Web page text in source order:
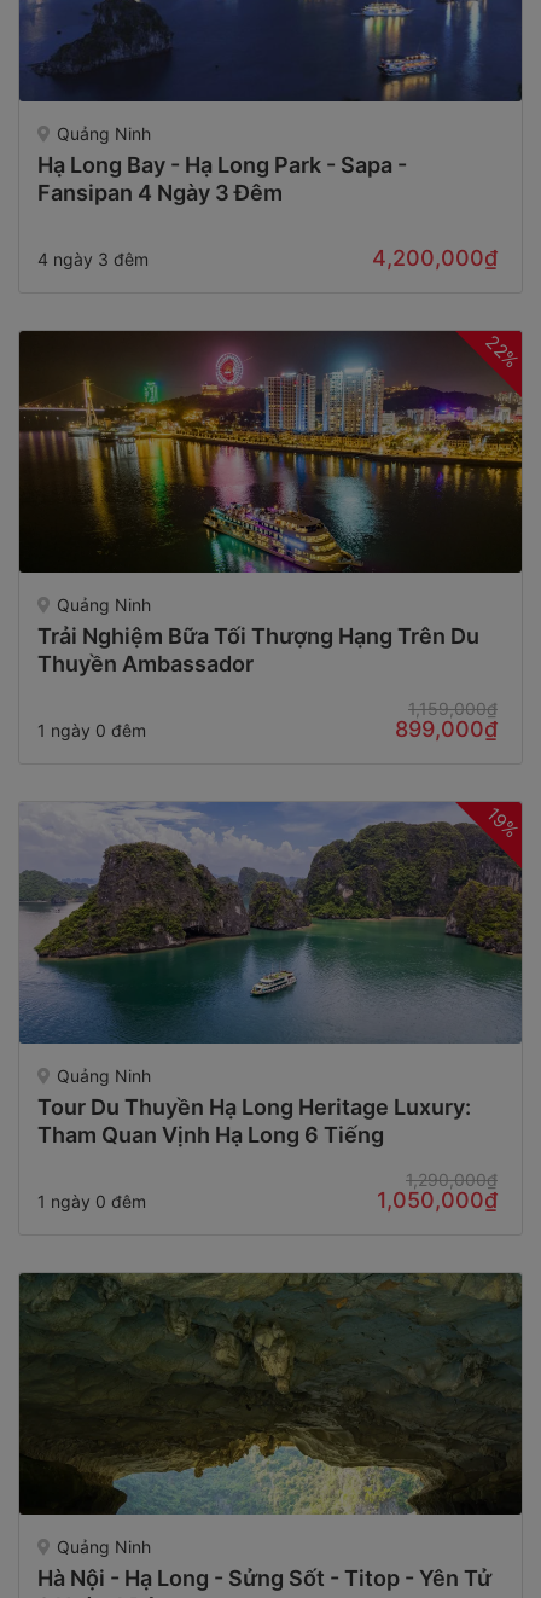
Quảng Ninh
Hạ Long Bay - Hạ Long Park - Sapa -
Fansipan 4 Ngày 3 Đêm
4 ngày 3 đêm 4,200,000₫
22%
Quảng Ninh
Trải Nghiệm Bữa Tối Thượng Hạng Trên Du
Thuyền Ambassador
1 ngày 0 đêm
1,159,000₫
899,000₫
19%
Quảng Ninh
Tour Du Thuyền Hạ Long Heritage Luxury:
Tham Quan Vịnh Hạ Long 6 Tiếng
1 ngày 0 đêm
1,290,000₫
1,050,000₫
Quảng Ninh
Hà Nội - Hạ Long - Sửng Sốt - Titop - Yên Tử